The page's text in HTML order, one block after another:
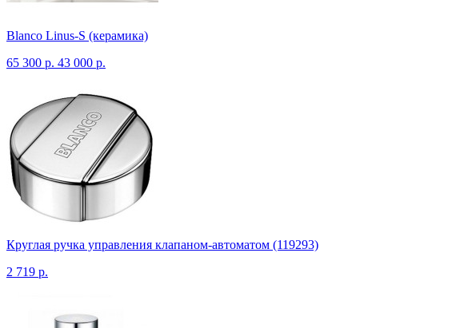
Blanco Linus-S (керамика)
65 300 р. 43 000 р.
Круглая ручка управления клапаном-автоматом (119293)
2 719 р.